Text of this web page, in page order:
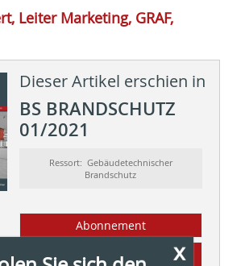
Leiter Marketing, GRAF,
Dieser Artikel erschien in
BS BRANDSCHUTZ
01/2021
Ressort: Gebäudetechnischer
Brandschutz
Abonnement
Inhaltsverzeichnis
x